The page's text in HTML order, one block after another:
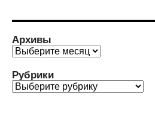
Архивы
Архивы
Рубрики
Рубрики